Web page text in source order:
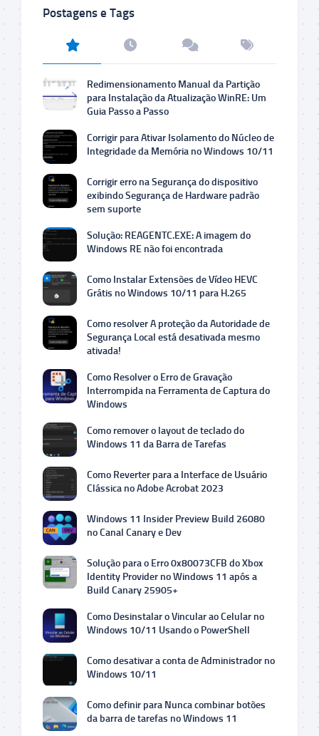
Postagens e Tags
Redimensionamento Manual da Partição
para Instalação da Atualização WinRE: Um
Guia Passo a Passo
Corrigir para Ativar Isolamento do Núcleo de
Integridade da Memória no Windows 10/11
Corrigir erro na Segurança do dispositivo
exibindo Segurança de Hardware padrão
sem suporte
Solução: REAGENTC.EXE: A imagem do
Windows RE não foi encontrada
Como Instalar Extensões de Vídeo HEVC
Grátis no Windows 10/11 para H.265
Como resolver A proteção da Autoridade de
Segurança Local está desativada mesmo
ativada!
Como Resolver o Erro de Gravação
Interrompida na Ferramenta de Captura do
Windows
Como remover o layout de teclado do
Windows 11 da Barra de Tarefas
Como Reverter para a Interface de Usuário
Clássica no Adobe Acrobat 2023
Windows 11 Insider Preview Build 26080
no Canal Canary e Dev
Solução para o Erro 0x80073CFB do Xbox
Identity Provider no Windows 11 após a
Build Canary 25905+
Como Desinstalar o Vincular ao Celular no
Windows 10/11 Usando o PowerShell
Como desativar a conta de Administrador no
Windows 10/11
Como definir para Nunca combinar botões
da barra de tarefas no Windows 11